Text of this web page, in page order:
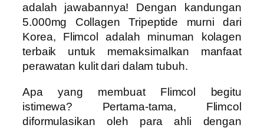
adalah jawabannya! Dengan kandungan
5.000mg Collagen Tripeptide murni dari
Korea, Flimcol adalah minuman kolagen
terbaik untuk memaksimalkan manfaat
perawatan kulit dari dalam tubuh.
Apa yang membuat Flimcol begitu
istimewa? Pertama-tama, Flimcol
diformulasikan oleh para ahli dengan